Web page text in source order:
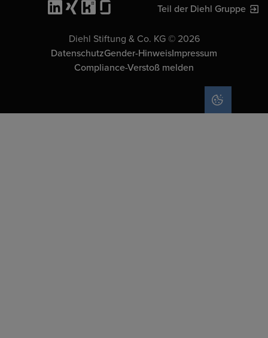
Teil der Diehl Gruppe
Diehl Stiftung & Co. KG © 2026
DatenschutzGender-HinweisImpressum
Compliance-Verstoß melden
COOKIE-